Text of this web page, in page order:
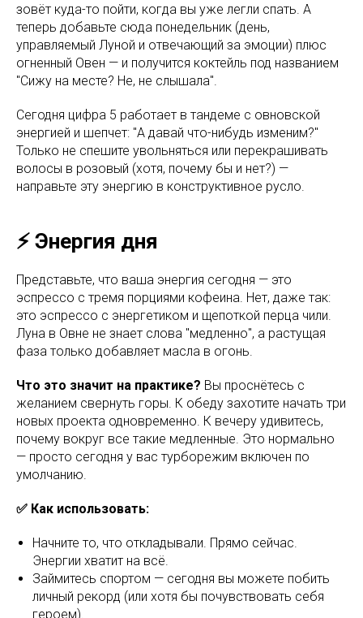
зовёт куда-то пойти, когда вы уже легли спать. А
теперь добавьте сюда понедельник (день,
управляемый Луной и отвечающий за эмоции) плюс
огненный Овен — и получится коктейль под названием
"Сижу на месте? Не, не слышала".
Сегодня цифра 5 работает в тандеме с овновской
энергией и шепчет: "А давай что-нибудь изменим?"
Только не спешите увольняться или перекрашивать
волосы в розовый (хотя, почему бы и нет?) —
направьте эту энергию в конструктивное русло.
⚡️ Энергия дня
Представьте, что ваша энергия сегодня — это
эспрессо с тремя порциями кофеина. Нет, даже так:
это эспрессо с энергетиком и щепоткой перца чили.
Луна в Овне не знает слова "медленно", а растущая
фаза только добавляет масла в огонь.
Что это значит на практике? Вы проснётесь с
желанием свернуть горы. К обеду захотите начать три
новых проекта одновременно. К вечеру удивитесь,
почему вокруг все такие медленные. Это нормально
— просто сегодня у вас турборежим включен по
умолчанию.
✅ Как использовать:
Начните то, что откладывали. Прямо сейчас.
Энергии хватит на всё.
Займитесь спортом — сегодня вы можете побить
личный рекорд (или хотя бы почувствовать себя
героем).